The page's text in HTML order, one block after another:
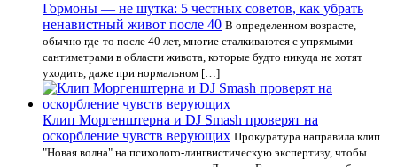
Гормоны — не шутка: 5 честных советов, как убрать
ненавистный живот после 40 В определенном возрасте,
обычно где-то после 40 лет, многие сталкиваются с упрямыми
сантиметрами в области живота, которые будто никуда не хотят
уходить, даже при нормальном […]
Клип Моргенштерна и DJ Smash проверят на
оскорбление чувств верующих Прокуратура направила клип
"Новая волна" на психолого-лингвистическую экспертизу, чтобы